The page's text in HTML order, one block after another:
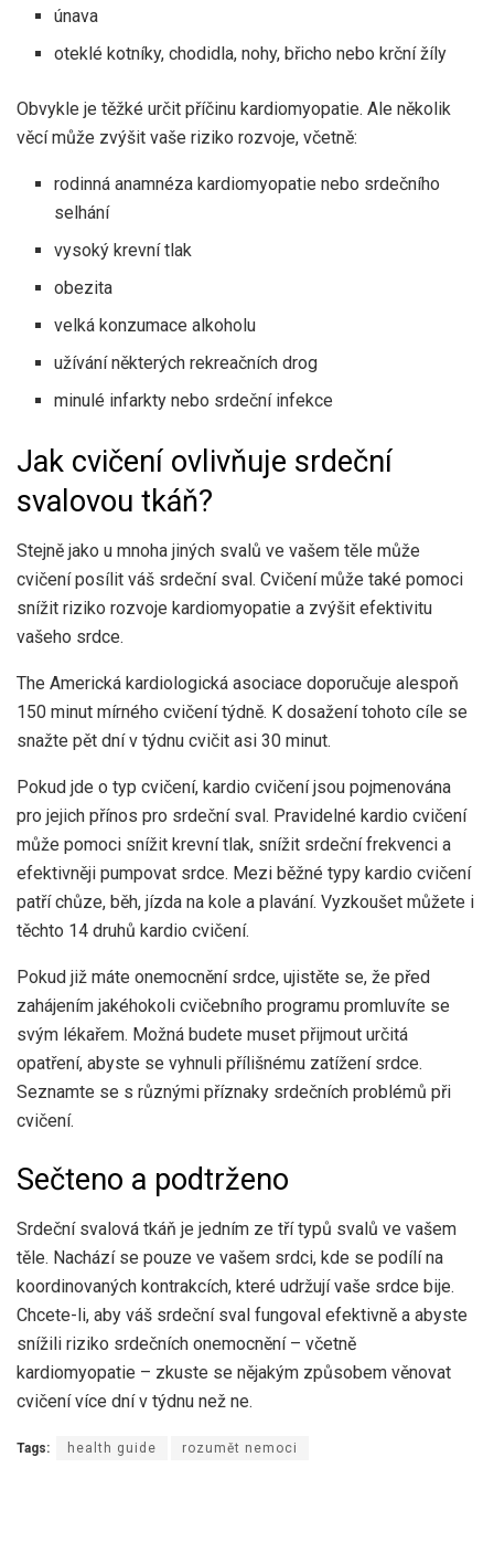
únava
oteklé kotníky, chodidla, nohy, břicho nebo krční žíly
Obvykle je těžké určit příčinu kardiomyopatie. Ale několik
věcí může zvýšit vaše riziko rozvoje, včetně:
rodinná anamnéza kardiomyopatie nebo srdečního
selhání
vysoký krevní tlak
obezita
velká konzumace alkoholu
užívání některých rekreačních drog
minulé infarkty nebo srdeční infekce
Jak cvičení ovlivňuje srdeční
svalovou tkáň?
Stejně jako u mnoha jiných svalů ve vašem těle může
cvičení posílit váš srdeční sval. Cvičení může také pomoci
snížit riziko rozvoje kardiomyopatie a zvýšit efektivitu
vašeho srdce.
The Americká kardiologická asociace doporučuje alespoň
150 minut mírného cvičení týdně. K dosažení tohoto cíle se
snažte pět dní v týdnu cvičit asi 30 minut.
Pokud jde o typ cvičení, kardio cvičení jsou pojmenována
pro jejich přínos pro srdeční sval. Pravidelné kardio cvičení
může pomoci snížit krevní tlak, snížit srdeční frekvenci a
efektivněji pumpovat srdce. Mezi běžné typy kardio cvičení
patří chůze, běh, jízda na kole a plavání. Vyzkoušet můžete i
těchto 14 druhů kardio cvičení.
Pokud již máte onemocnění srdce, ujistěte se, že před
zahájením jakéhokoli cvičebního programu promluvíte se
svým lékařem. Možná budete muset přijmout určitá
opatření, abyste se vyhnuli přílišnému zatížení srdce.
Seznamte se s různými příznaky srdečních problémů při
cvičení.
Sečteno a podtrženo
Srdeční svalová tkáň je jedním ze tří typů svalů ve vašem
těle. Nachází se pouze ve vašem srdci, kde se podílí na
koordinovaných kontrakcích, které udržují vaše srdce bije.
Chcete-li, aby váš srdeční sval fungoval efektivně a abyste
snížili riziko srdečních onemocnění – včetně
kardiomyopatie – zkuste se nějakým způsobem věnovat
cvičení více dní v týdnu než ne.
Tags: health guide rozumět nemoci